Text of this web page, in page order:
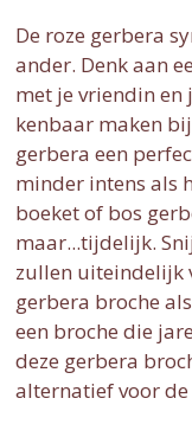
De roze gerbera
ander. Denk aan
met je vriendin
kenbaar maken
gerbera een
minder intens als
boeket of bos
maar...tijdelijk.
zullen uiteindelijk
gerbera broche
een broche die
deze gerbera
alternatief voor